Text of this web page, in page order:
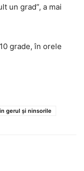
un grad”, a mai
grade, în orele
gerul și ninsorile